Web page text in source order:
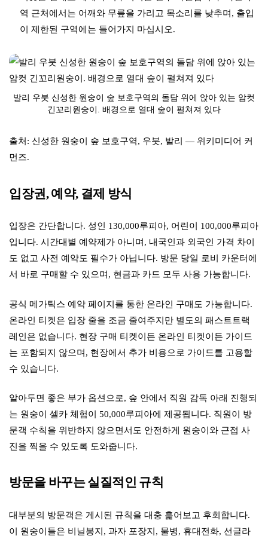
역 근처에서는 어깨와 무릎을 가리고 목소리를 낮추며, 출입
이 제한된 구역에는 들어가지 마십시오.
발리 우붓 신성한 원숭이 숲 보호구역의 돌담 위에 앉아 있는 암컷
긴꼬리원숭이. 배경으로 열대 숲이 펼쳐져 있다
출처: 신성한 원숭이 숲 보호구역, 우붓, 발리 — 위키미디어 커
먼즈.
입장권, 예약, 결제 방식
입장은 간단합니다. 성인 130,000루피아, 어린이 100,000루피아
입니다. 시간대별 예약제가 아니며, 내국인과 외국인 가격 차이
도 없고 사전 예약도 필수가 아닙니다. 방문 당일 로비 카운터에
서 바로 구매할 수 있으며, 현금과 카드 모두 사용 가능합니다.
공식 메가틱스 예약 페이지를 통한 온라인 구매도 가능합니다.
온라인 티켓은 입장 줄을 조금 줄여주지만 별도의 패스트트랙
레인은 없습니다. 현장 구매 티켓이든 온라인 티켓이든 가이드
는 포함되지 않으며, 현장에서 추가 비용으로 가이드를 고용할
수 있습니다.
알아두면 좋은 부가 옵션으로, 숲 안에서 직원 감독 아래 진행되
는 원숭이 셀카 체험이 50,000루피아에 제공됩니다. 직원이 방
문객 수칙을 위반하지 않으면서도 안전하게 원숭이와 근접 사
진을 찍을 수 있도록 도와줍니다.
방문을 바꾸는 실질적인 규칙
대부분의 방문객은 게시된 규칙을 대충 훑어보고 후회합니다.
이 원숭이들은 비닐봉지, 과자 포장지, 물병, 휴대전화, 선글라